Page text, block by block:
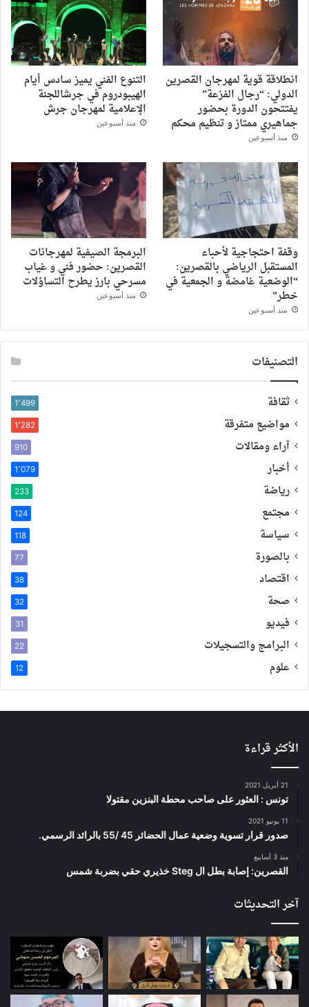
انطلاقة قوية لمهرجان القصرين
الدولي: “رجال الفزعة”
يفتتحون الدورة بحضور
جماهيري ممتاز و تنظيم محكم
منذ أسبوعين
التنوع الفني يميز سادس أيام
الهيبودروم في جرشاللجنة
الإعلامية لمهرجان جرش
منذ أسبوعين
وقفة احتجاجية لأحباء
المستقبل الرياضي بالقصرين:
“الوضعية غامضة و الجمعية في
خطر”
منذ أسبوعين
البرمجة الصيفية لمهرجانات
القصرين: حضور فني و غياب
مسرحي بارز يطرح التساؤلات
منذ أسبوعين
التصنيفات
ثقافة 1٬499
مواضيع متفرقة 1٬282
آراء ومقالات 910
أخبار 1٬079
رياضة 233
مجتمع 124
سياسة 118
بالصورة 77
اقتصاد 38
صحة 32
فيديو 31
البرامج والتسجيلات 22
علوم 12
الأكثر قراءة
21 أبريل 2021
تونس : العثور على صاحب محطة البنزين مقتولا
11 يونيو 2021
صدور قرار تسوية وضعية عمال الحضائر 45 /55 بالرائد الرسمي.
منذ 3 أسابيع
القصرين: إصابة بطل ال Steg خذيري حقي بضربة شمس
آخر التحديثات